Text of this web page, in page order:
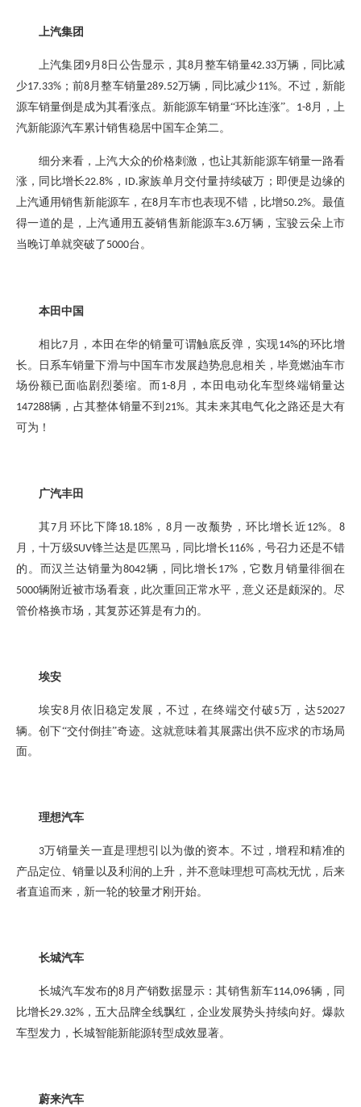
上汽集团
上汽集团 9月8 日公告显示，其8月整车销量42.33万辆，同比减
少17.33% ；前8月整车销量289.52万辆，同比减少11%。不过，新能
源车销量倒是成为其看涨点。 新能源车销量“环比连涨”。 1-8月，上
汽新能源汽车累计销售稳居中国车企第二。
细分来看，上汽大众的价格刺激，也让其新能源车销量一路看
涨，同比增长22.8% ， ID.家族单月交付量持续破万；即便是边缘的
上汽通用销售新能源车，在8月车市也表现不错，比增50.2%。最值
得一道的是，上汽通用五菱销售新能源车3.6万辆，宝骏云朵上市
当晚订单就突破了 5000台。
本田中国
相比7 月，本田在华的销量可谓触底反弹，实现14%的环比增
长。日系车销量下滑与中国车市发展趋势息息相关，毕竟燃油车市
场份额已面临剧烈萎缩。而 1-8 月，本田电动化车型终端销量达
147288辆，占其整体销量不到 21%。其未来其电气化之路还是大有
可为！
广汽丰田
其7 月环比下降18.18% ， 8月一改颓势，环比增长近 12%。8
月
，十万级SUV锋兰达是匹黑马， 同比增长116%，号召力还是不错
的 。 而汉兰达销量为8042辆，同比增长 17%，它数月销量徘徊在
5000辆附近被市场看衰，此次重回 正常水平 ，意义还是颇深的。 尽
管价格换市场 ， 其复苏还算是有力的。
埃安
埃安8月依旧稳定发展，不过，在终端交付破 5万，达 52027
辆。创下“交付倒挂”奇迹。 这就意味着其展露出供不应求的市场局
面。
理想汽车
3万销量关一直是理想引以为傲的资本。不过，增程和精准的
产品定位、销量 以及利润的上升，并不意味理想可高枕无忧， 后来
者直追而来 ， 新一轮的较量才刚开始。
长城汽车
长城汽车发布的8 月产销数据显示 ：其销售新车114,096辆，同
比增长29.32% ，五大品牌全线飘红，企业发展势头持续向好。爆款
车型发力，长城智能新能源转型成效显著。
蔚来汽车